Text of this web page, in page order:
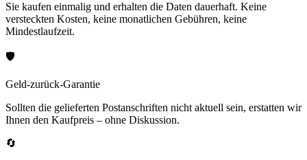
Sie kaufen einmalig und erhalten die Daten dauerhaft. Keine
versteckten Kosten, keine monatlichen Gebühren, keine
Mindestlaufzeit.
🛡️
Geld-zurück-Garantie
Sollten die gelieferten Postanschriften nicht aktuell sein, erstatten wir
Ihnen den Kaufpreis – ohne Diskussion.
🔄